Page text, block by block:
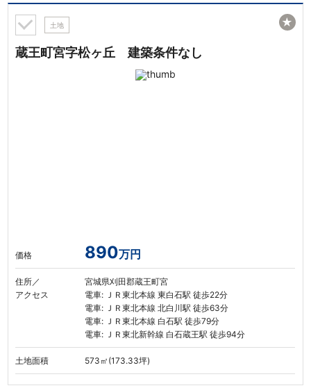
土地
蔵王町宮字松ヶ丘 建築条件なし
価格 890万円
住所／
アクセス
宮城県刈田郡蔵王町宮
電車: ＪＲ東北本線 東白石駅 徒歩22分
電車: ＪＲ東北本線 北白川駅 徒歩63分
電車: ＪＲ東北本線 白石駅 徒歩79分
電車: ＪＲ東北新幹線 白石蔵王駅 徒歩94分
土地面積 573㎡(173.33坪)
★